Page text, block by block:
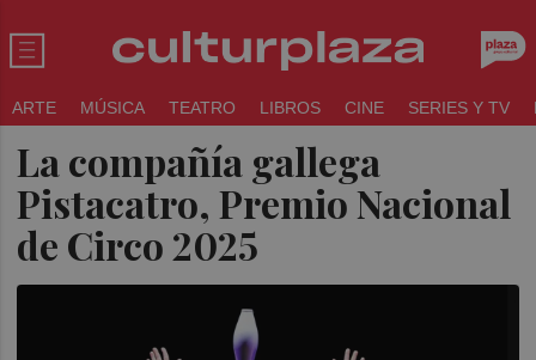
ARTE MÚSICA TEATRO LIBROS CINE SERIES Y TV
La compañía gallega
Pistacatro, Premio Nacional
de Circo 2025